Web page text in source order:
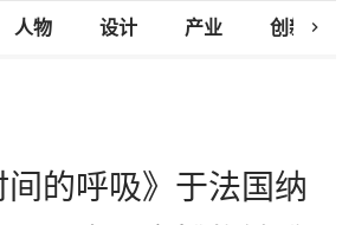
人物 设计 产业 创新研究
chevron_right
的呼吸》于法国纳